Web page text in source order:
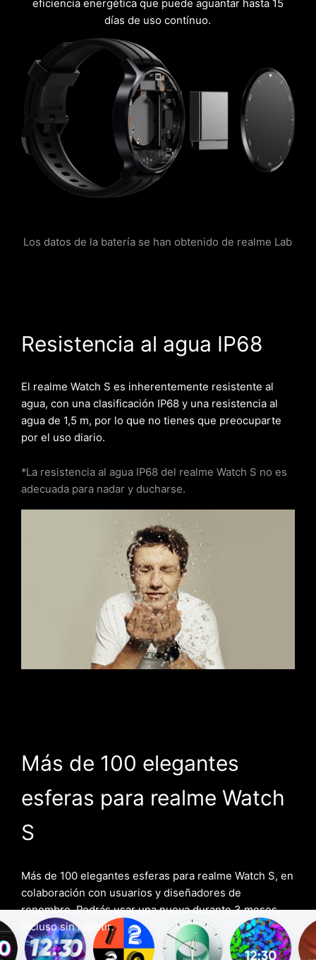
eficiencia energética que puede aguantar hasta 15
días de uso contínuo.
Los datos de la batería se han obtenido de realme Lab
Resistencia al agua IP68
El realme Watch S es inherentemente resistente al
agua, con una clasificación IP68 y una resistencia al
agua de 1,5 m, por lo que no tienes que preocuparte
por el uso diario.
*La resistencia al agua IP68 del realme Watch S no es
adecuada para nadar y ducharse.
Más de 100 elegantes
esferas para realme Watch
S
Más de 100 elegantes esferas para realme Watch S, en
colaboración con usuarios y diseñadores de
renombre. Podrás usar una nueva durante 3 meses,
incluso sin repetir.